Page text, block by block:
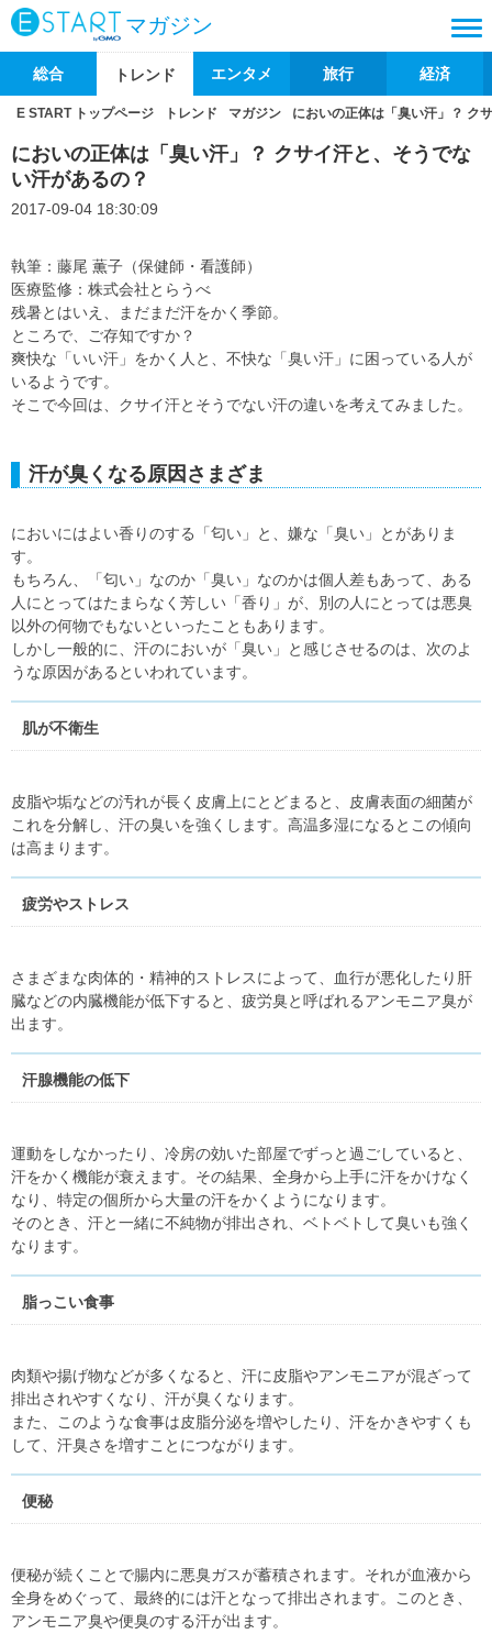
マガジン
総合 トレンド エンタメ 旅行 経済
E START トップページ トレンド マガジン においの正体は「臭い汗」？ ク
においの正体は「臭い汗」？ クサイ汗と、そうでな
い汗があるの？
2017-09-04 18:30:09
執筆：藤尾 薫子（保健師・看護師）
医療監修：株式会社とらうべ
残暑とはいえ、まだまだ汗をかく季節。
ところで、ご存知ですか？
爽快な「いい汗」をかく人と、不快な「臭い汗」に困っている人が
いるようです。
そこで今回は、クサイ汗とそうでない汗の違いを考えてみました。
汗が臭くなる原因さまざま
においにはよい香りのする「匂い」と、嫌な「臭い」とがありま
す。
もちろん、「匂い」なのか「臭い」なのかは個人差もあって、ある
人にとってはたまらなく芳しい「香り」が、別の人にとっては悪臭
以外の何物でもないといったこともあります。
しかし一般的に、汗のにおいが「臭い」と感じさせるのは、次のよ
うな原因があるといわれています。
肌が不衛生
皮脂や垢などの汚れが長く皮膚上にとどまると、皮膚表面の細菌が
これを分解し、汗の臭いを強くします。高温多湿になるとこの傾向
は高まります。
疲労やストレス
さまざまな肉体的・精神的ストレスによって、血行が悪化したり肝
臓などの内臓機能が低下すると、疲労臭と呼ばれるアンモニア臭が
出ます。
汗腺機能の低下
運動をしなかったり、冷房の効いた部屋でずっと過ごしていると、
汗をかく機能が衰えます。その結果、全身から上手に汗をかけなく
なり、特定の個所から大量の汗をかくようになります。
そのとき、汗と一緒に不純物が排出され、ベトベトして臭いも強く
なります。
脂っこい食事
肉類や揚げ物などが多くなると、汗に皮脂やアンモニアが混ざって
排出されやすくなり、汗が臭くなります。
また、このような食事は皮脂分泌を増やしたり、汗をかきやすくも
して、汗臭さを増すことにつながります。
便秘
便秘が続くことで腸内に悪臭ガスが蓄積されます。それが血液から
全身をめぐって、最終的には汗となって排出されます。このとき、
アンモニア臭や便臭のする汗が出ます。